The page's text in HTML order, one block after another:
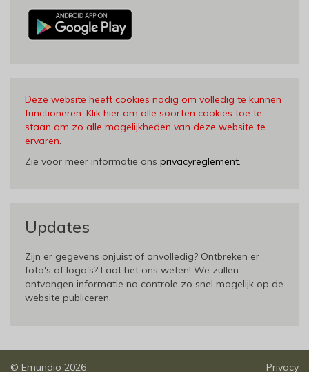
Deze website heeft cookies nodig om volledig te kunnen
functioneren. Klik hier om alle soorten cookies toe te
staan om zo alle mogelijkheden van deze website te
ervaren
Zie voor meer informatie ons privacyreglement
Updates
Zijn er gegevens onjuist of onvolledig? Ontbreken er
foto's of logo's? Laat het ons weten! We zullen
ontvangen informatie na controle zo snel mogelijk op de
website publiceren.
© Emundio 2026 Privacy